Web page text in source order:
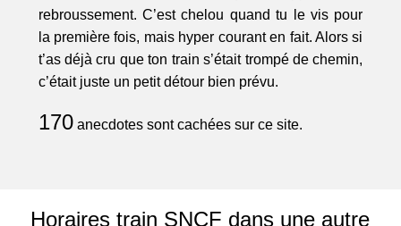
rebroussement. C’est chelou quand tu le vis pour
la première fois, mais hyper courant en fait. Alors si
t’as déjà cru que ton train s’était trompé de chemin,
c’était juste un petit détour bien prévu.
170anecdotes sont cachées sur ce site.
Horaires train SNCF dans une autre